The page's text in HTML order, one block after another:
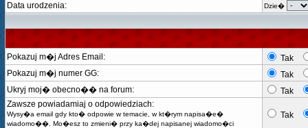
Data urodzenia:
Dzie�
Pokazuj m�j Adres Email:
Tak
Pokazuj m�j numer GG:
Tak
Ukryj moj� obecno�� na forum:
Tak
Zawsze powiadamiaj o odpowiedziach:
Wysy�a email gdy kto� odpowie w temacie, w kt�rym napisa�e�
wiadomo��. Mo�esz to zmieni� przy ka�dej napisanej wiadomo�ci
Tak